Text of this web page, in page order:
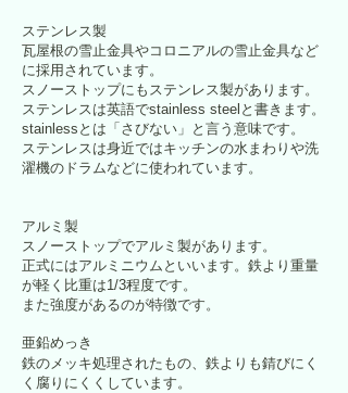
ステンレス製
瓦屋根の雪止金具やコロニアルの雪止金具など
に採用されています。
スノーストップにもステンレス製があります。
ステンレスは英語でstainless steelと書きます。
stainlessとは「さびない」と言う意味です。
ステンレスは身近ではキッチンの水まわりや洗
濯機のドラムなどに使われています。
アルミ製
​スノーストップでアルミ製があります。
正式にはアルミニウムといいます。鉄より重量
が軽く比重は1/3程度です。
また強度があるのが特徴です。
亜鉛めっき
鉄のメッキ処理されたもの、鉄よりも錆びにく
く腐りにくくしています。